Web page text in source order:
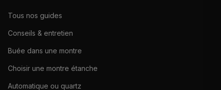
Tous nos guides
Conseils & entretien
Buée dans une montre
Choisir une montre étanche
Automatique ou quartz